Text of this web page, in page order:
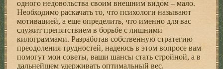
одного недовольства своим внешним видом – мало.
Необходимо раскачать то, что психологи называют
мотивацией, а еще определить, что именно для вас
служит препятствием в борьбе с лишними
килограммами. Разработав собственную стратегию
преодоления трудностей, надеюсь в этом вопросе вам
помогут мои советы, ваши шансы стать стройной, а в
дальнейшем удерживать оптимальный вес,